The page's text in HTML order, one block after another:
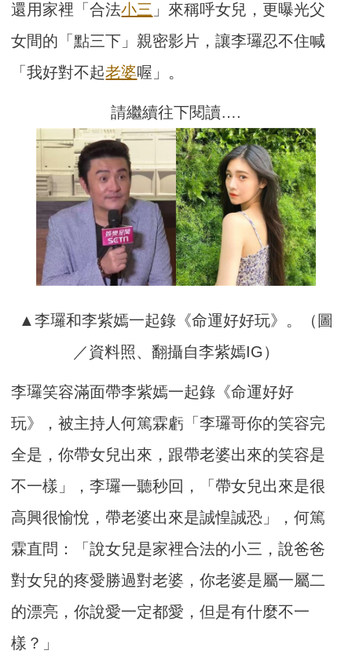
還用家裡「合法小三 」來稱呼女兒，更曝光父
女間的「點三下」親密影片，讓李㼈忍不住喊
「我好對不起老婆喔」。
請繼續往下閱讀….
▲李㼈和李紫嫣一起錄《命運好好玩》。（圖
／資料照、翻攝自李紫嫣IG）
李㼈笑容滿面帶李紫嫣一起錄《命運好好
玩》，被主持人何篤霖虧「李㼈哥你的笑容完
全是，你帶女兒出來，跟帶老婆出來的笑容是
不一樣」，李㼈一聽秒回，「帶女兒出來是很
高興很愉悅，帶老婆出來是誠惶誠恐」，何篤
霖直問：「說女兒是家裡合法的小三，說爸爸
對女兒的疼愛勝過對老婆，你老婆是屬一屬二
的漂亮，你說愛一定都愛，但是有什麼不一
樣？」